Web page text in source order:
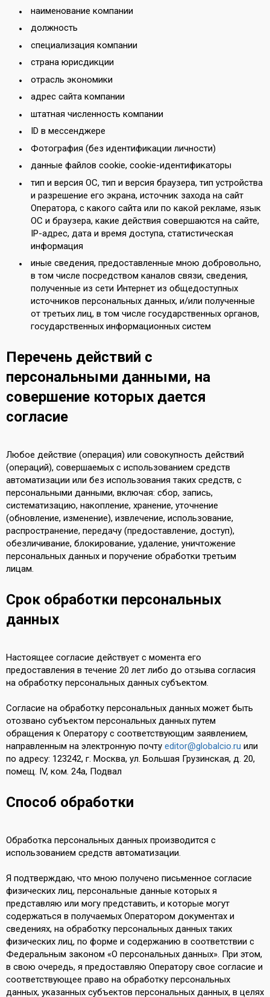
наименование компании
должность
специализация компании
страна юрисдикции
отрасль экономики
адрес сайта компании
штатная численность компании
ID в мессенджере
Фотография (без идентификации личности)
данные файлов cookie, cookie-идентификаторы
тип и версия ОС, тип и версия браузера, тип устройства
и разрешение его экрана, источник захода на сайт
Оператора, с какого сайта или по какой рекламе, язык
ОС и браузера, какие действия совершаются на сайте,
IP-адрес, дата и время доступа, статистическая
информация
иные сведения, предоставленные мною добровольно,
в том числе посредством каналов связи, сведения,
полученные из сети Интернет из общедоступных
источников персональных данных, и/или полученные
от третьих лиц, в том числе государственных органов,
государственных информационных систем
Перечень действий с
персональными данными, на
совершение которых дается
согласие
Любое действие (операция) или совокупность действий
(операций), совершаемых с использованием средств
автоматизации или без использования таких средств, с
персональными данными, включая: сбор, запись,
систематизацию, накопление, хранение, уточнение
(обновление, изменение), извлечение, использование,
распространение, передачу (предоставление, доступ),
обезличивание, блокирование, удаление, уничтожение
персональных данных и поручение обработки третьим
лицам.
Срок обработки персональных
данных
Настоящее согласие действует с момента его
предоставления в течение 20 лет либо до отзыва согласия
на обработку персональных данных субъектом.
Согласие на обработку персональных данных может быть
отозвано субъектом персональных данных путем
обращения к Оператору с соответствующим заявлением,
направленным на электронную почту editor@globalcio.ru или
по адресу: 123242, г. Москва, ул. Большая Грузинская, д. 20,
помещ. IV, ком. 24а, Подвал
Способ обработки
Обработка персональных данных производится с
использованием средств автоматизации.
Я подтверждаю, что мною получено письменное согласие
физических лиц, персональные данные которых я
представляю или могу представить, и которые могут
содержаться в получаемых Оператором документах и
сведениях, на обработку персональных данных таких
физических лиц, по форме и содержанию в соответствии с
Федеральным законом «О персональных данных». При этом,
в свою очередь, я предоставляю Оператору свое согласие и
соответствующее право на обработку персональных
данных, указанных субъектов персональных данных, в целях